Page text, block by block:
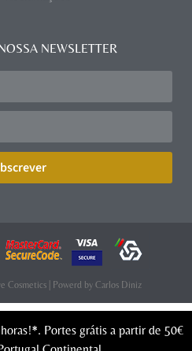
NEWSLETTER
Cosmetics | Powerd by Carlos Diniz
Portes grátis a partir de 50€